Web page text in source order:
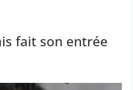
fait son entrée